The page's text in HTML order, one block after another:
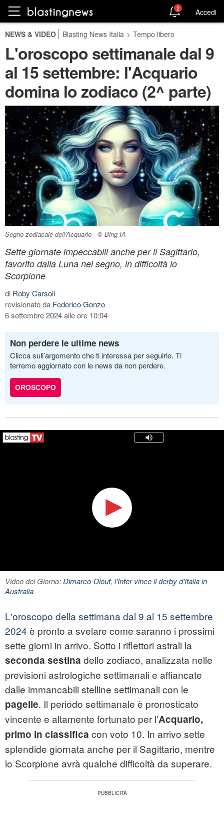
2 Accedi
NEWS & VIDEO Blasting News Italia > Tempo libero
L'oroscopo settimanale dal 9
al 15 settembre: l'Acquario
domina lo zodiaco (2^ parte)
Segno zodiacale dell'Acquario - © Bing IA
Sette giornate impeccabili anche per il Sagittario,
favorito dalla Luna nel segno, in difficoltà lo
Scorpione
di Roby Carsoli
revisionato da Federico Gonzo
6 settembre 2024 alle ore 10:04
Non perdere le ultime news
Clicca sull’argomento che ti interessa per seguirlo. Ti
terremo aggiornato con le news da non perdere.
OROSCOPO
Video del Giorno:Dimarco-Diouf, l'Inter vince il derby d'Italia in
Australia
L'oroscopo della settimana dal 9 al 15 settembre
2024 è pronto a svelare come saranno i prossimi
sette giorni in arrivo. Sotto i riflettori astrali la
seconda sestina dello zodiaco, analizzata nelle
previsioni astrologiche settimanali e affiancate
dalle immancabili stelline settimanali con le
pagelle. Il periodo settimanale è pronosticato
vincente e altamente fortunato per l'Acquario,
primo in classifica con voto 10. In arrivo sette
splendide giornata anche per il Sagittario, mentre
lo Scorpione avrà qualche difficoltà da superare.